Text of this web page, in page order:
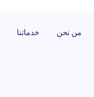
من نحن خدماتنا